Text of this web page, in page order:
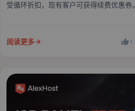
受循环折扣，现有客户可获得续费优惠券。
阅读更多 1